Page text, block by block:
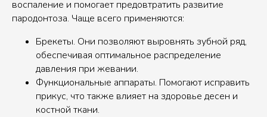
воспаление и помогает предовтратить развитие
пародонтоза. Чаще всего применяются:
Брекеты. Они позволяют выровнять зубной ряд,
обеспечивая оптимальное распределение
давления при жевании.
Функциональные аппараты. Помогают исправить
прикус, что также влияет на здоровье десен и
костной ткани.